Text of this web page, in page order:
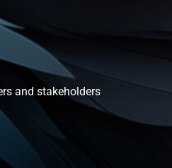
and stakeholders